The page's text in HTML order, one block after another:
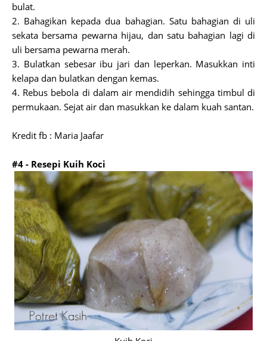
bulat.
2. Bahagikan kepada dua bahagian. Satu bahagian di uli
sekata bersama pewarna hijau, dan satu bahagian lagi di
uli bersama pewarna merah.
3. Bulatkan sebesar ibu jari dan leperkan. Masukkan inti
kelapa dan bulatkan dengan kemas.
4. Rebus bebola di dalam air mendidih sehingga timbul di
permukaan. Sejat air dan masukkan ke dalam kuah santan.
Kredit fb : Maria Jaafar
#4 - Resepi Kuih Koci